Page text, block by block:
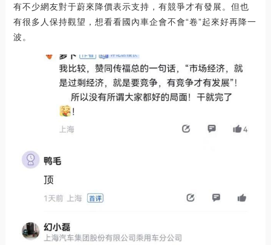
有不少網友對于蔚來降價表示支持，有競爭才有發展。但也
有很多人保持觀望，想看看國內車企會不會“卷”起來好再降一
波。